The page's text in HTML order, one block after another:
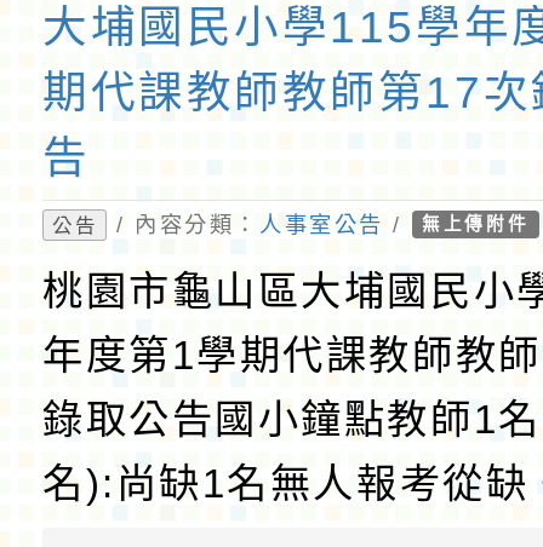
大埔國民小學115學年
期代課教師教師第17次
告
公告 / 內容分類： 人事室公告 / 無上傳附件
桃園市龜山區大埔國民小
年度第1學期代課教師教
錄取公告國小鐘點教師1
名):尚缺1名無人報考從缺